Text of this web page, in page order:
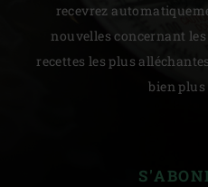
recevrez
nouvelles concernant
recettes les plus
bien plus